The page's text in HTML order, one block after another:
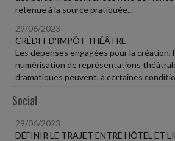
retenue à la source pratiquée...
29/06/2023
CRÉDIT D'IMPÔT THÉÂTRE
Les dépenses engagées pour la création,
numérisation de représentations
dramatiques peuvent, à certaines
Social
29/06/2023
DÉFINIR LE TRAJET ENTRE HÔTEL ET